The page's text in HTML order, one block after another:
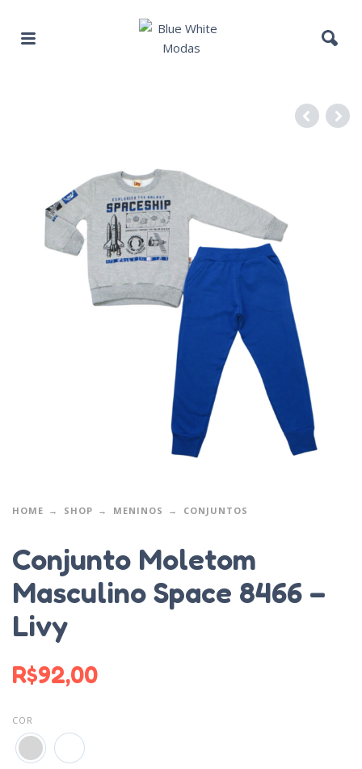
HOME SHOP MENINOS CONJUNTOS
Conjunto Moletom
Masculino Space 8466 –
Livy
R$92,00
COR